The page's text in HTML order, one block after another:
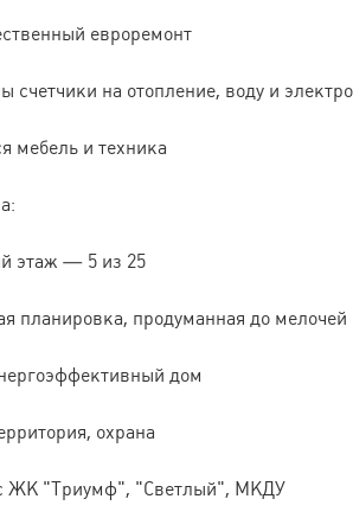
евроремонт
счетчики на отопление, воду и
мебель и техника
этаж — 5 из 25
планировка, продуманная до мелочей
дом
охрана
с ЖК "Триумф", "Светлый", МКДУ